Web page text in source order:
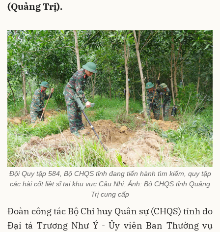
(Quảng Trị).
Đội Quy tập 584, Bộ CHQS tỉnh đang tiến hành tìm kiếm, quy tập
các hài cốt liệt sĩ tại khu vực Câu Nhi. Ảnh: Bộ CHQS tỉnh Quảng
Trị cung cấp
Đoàn công tác Bộ Chỉ huy Quân sự (CHQS) tỉnh do
Đại tá Trương Như Ý - Ủy viên Ban Thường vụ